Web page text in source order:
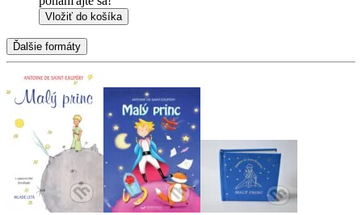
Vložiť do košíka
Ďalšie formáty